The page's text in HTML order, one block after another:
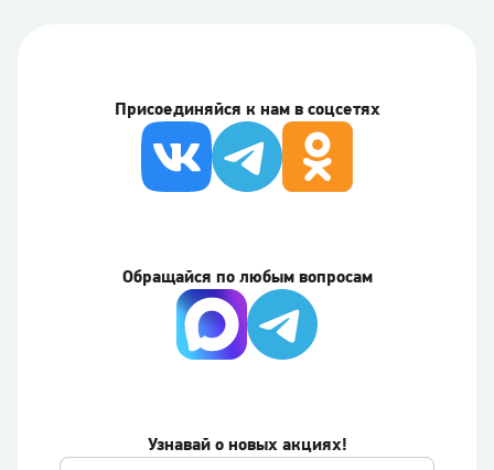
Присоединяйся к нам в соцсетях
Узнавай о новых акциях!
Обращайся по любым вопросам